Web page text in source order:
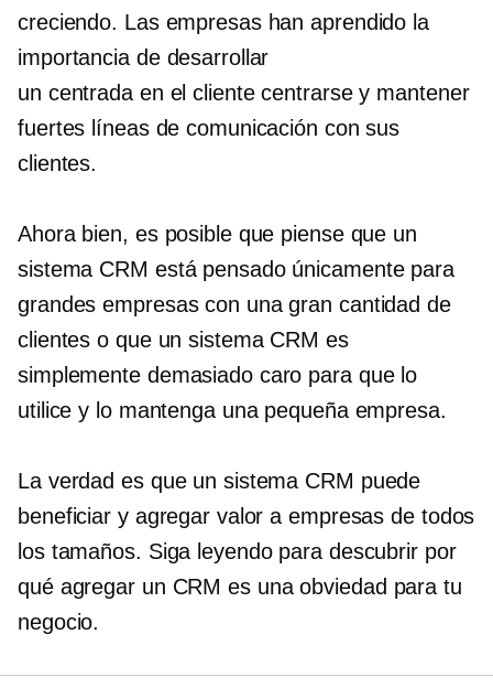
creciendo. Las empresas han aprendido la
importancia de desarrollar
un centrada en el clientecentrarse y mantener
fuertes líneas de comunicación con sus
clientes.
Ahora bien, es posible que piense que un
sistema CRM está pensado únicamente para
grandes empresas con una gran cantidad de
clientes o que un sistema CRM es
simplemente demasiado caro para que lo
utilice y lo mantenga una pequeña empresa.
La verdad es que un sistema CRM puede
beneficiar y agregar valor a empresas de todos
los tamaños. Siga leyendo para descubrir por
qué agregar un CRM es unaobviedad para tu
negocio.